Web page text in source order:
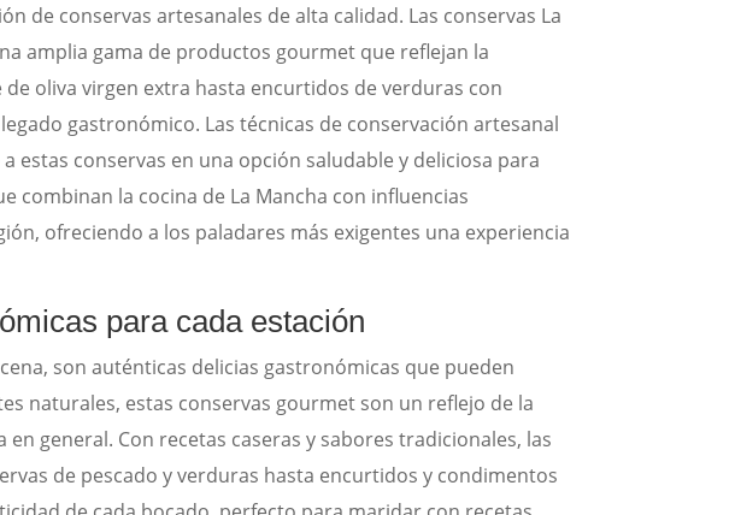
de conservas artesanales de alta calidad. Las conservas La
amplia gama de productos gourmet que reflejan la
oliva virgen extra hasta encurtidos de verduras con
gastronómico. Las técnicas de conservación artesanal
conservas en una opción saludable y deliciosa para
combinan la cocina de La Mancha con influencias
ofreciendo a los paladares más exigentes una experiencia
para cada estación
son auténticas delicias gastronómicas que pueden
naturales, estas conservas gourmet son un reflejo de la
general. Con recetas caseras y sabores tradicionales, las
de pescado y verduras hasta encurtidos y condimentos